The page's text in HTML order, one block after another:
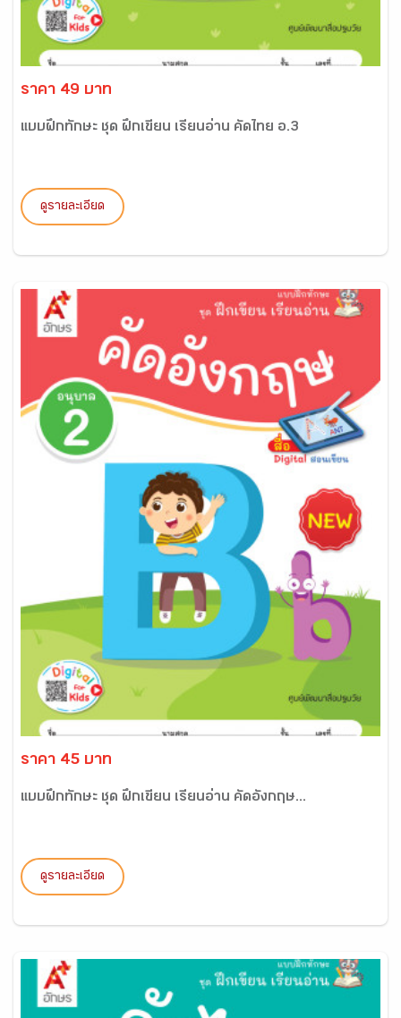
ราคา 49 บาท
แบบฝึกทักษะ ชุด ฝึกเขียน เรียนอ่าน คัดไทย อ.3
ดูรายละเอียด
ราคา 45 บาท
แบบฝึกทักษะ ชุด ฝึกเขียน เรียนอ่าน คัดอังกฤษ...
ดูรายละเอียด